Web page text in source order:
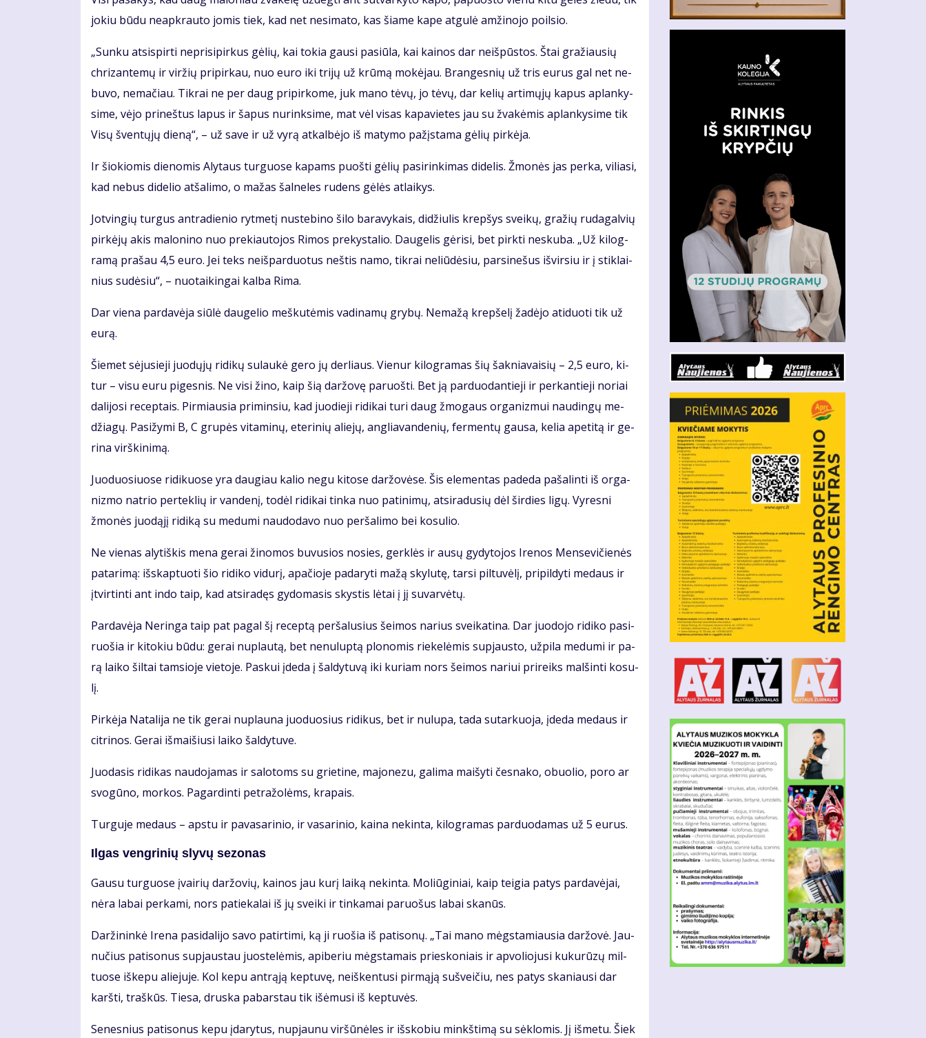
jo­kiu bū­du ne­ap­krau­to jo­mis tiek, kad net ne­si­ma­to, kas šia­me ka­pe at­gu­lė am­ži­no­jo po­il­sio.
„Sun­ku at­si­spir­ti ne­pri­si­pir­kus gė­lių, kai to­kia gau­si pa­siū­la, kai kai­nos dar ne­iš­pūs­tos. Štai gra­žiau­sių
chri­zan­te­mų ir vir­žių pri­pir­kau, nuo eu­ro iki tri­jų už krū­mą mo­kė­jau. Bran­ges­nių už tris eu­rus gal net ne­
bu­vo, ne­ma­čiau. Tik­rai ne per daug pri­pir­ko­me, juk ma­no tė­vų, jo tė­vų, dar ke­lių ar­ti­mų­jų ka­pus ap­lan­ky­
si­me, vė­jo pri­neš­tus la­pus ir ša­pus nu­rink­si­me, mat vėl vi­sas ka­pa­vie­tes jau su žva­kė­mis ap­lan­ky­si­me tik
Vi­sų šven­tų­jų die­ną“, – už sa­ve ir už vy­rą at­kal­bė­jo iš ma­ty­mo pa­žįs­ta­ma gė­lių pir­kė­ja.
Ir šio­kio­mis die­no­mis Aly­taus tur­guo­se ka­pams puoš­ti gė­lių pa­si­rin­ki­mas di­de­lis. Žmo­nės jas per­ka, vi­lia­si,
kad ne­bus di­de­lio at­ša­li­mo, o ma­žas šal­ne­les ru­dens gė­lės at­lai­kys.
Jot­vin­gių tur­gus ant­ra­die­nio ryt­me­tį nu­ste­bi­no ši­lo ba­ra­vy­kais, di­džiu­lis krep­šys svei­kų, gra­žių ru­da­gal­vių
pir­kė­jų akis ma­lo­ni­no nuo pre­kiau­to­jos Ri­mos pre­kys­ta­lio. Dau­ge­lis gė­ri­si, bet pirk­ti ne­sku­ba. „Už ki­log­
ra­mą pra­šau 4,5 eu­ro. Jei teks ne­iš­par­duo­tus neš­tis na­mo, tik­rai ne­liū­dė­siu, par­si­ne­šus iš­vir­siu ir į stik­lai­
nius su­dė­siu“, – nuo­tai­kin­gai kal­ba Ri­ma.
Dar vie­na par­da­vė­ja siū­lė dau­ge­lio meš­ku­tė­mis va­di­na­mų gry­bų. Ne­ma­žą krep­še­lį ža­dė­jo ati­duo­ti tik už
eu­rą.
Šie­met sė­ju­sie­ji juo­dų­jų ri­di­kų su­lau­kė ge­ro jų der­liaus. Vie­nur ki­log­ra­mas šių šak­nia­vai­sių – 2,5 eu­ro, ki­
tur – vi­su eu­ru pi­ges­nis. Ne vi­si ži­no, kaip šią dar­žo­vę pa­ruoš­ti. Bet ją par­duo­dan­tie­ji ir per­kan­tie­ji no­riai
da­li­jo­si re­cep­tais. Pir­miau­sia pri­min­siu, kad juo­die­ji ri­di­kai tu­ri daug žmo­gaus or­ga­niz­mui nau­din­gų me­
džia­gų. Pa­si­žy­mi B, C gru­pės vi­ta­mi­nų, ete­ri­nių alie­jų, an­glia­van­de­nių, fer­men­tų gau­sa, ke­lia ape­ti­tą ir ge­
ri­na virš­ki­ni­mą.
Juo­duo­siuo­se ri­di­kuo­se yra dau­giau ka­lio ne­gu ki­to­se dar­žo­vė­se. Šis ele­men­tas pa­de­da pa­ša­lin­ti iš or­ga­
niz­mo nat­rio per­tek­lių ir van­de­nį, to­dėl ri­di­kai tin­ka nuo pa­ti­ni­mų, at­si­ra­du­sių dėl šir­dies li­gų. Vy­res­ni
žmo­nės juo­dą­jį ri­di­ką su me­du­mi nau­do­da­vo nuo per­ša­li­mo bei ko­su­lio.
Ne vie­nas aly­tiš­kis me­na ge­rai ži­no­mos bu­vu­sios no­sies, ger­klės ir au­sų gy­dy­to­jos Ire­nos Men­se­vi­čie­nės
pa­ta­ri­mą: iš­skap­tuo­ti šio ri­di­ko vi­du­rį, apa­čio­je pa­da­ry­ti ma­žą sky­lu­tę, tar­si pil­tu­vė­lį, pri­pil­dy­ti me­daus ir
įtvir­tin­ti ant in­do taip, kad at­si­ra­dęs gy­do­ma­sis skys­tis lė­tai į jį su­var­vė­tų.
Par­da­vė­ja Ne­rin­ga taip pat pa­gal šį re­cep­tą per­ša­lu­sius šei­mos na­rius svei­ka­ti­na. Dar juo­do­jo ri­di­ko pa­si­
ruo­šia ir ki­to­kiu bū­du: ge­rai nu­plau­tą, bet ne­nu­lup­tą plo­no­mis rie­ke­lė­mis su­pjaus­to, už­pi­la me­du­mi ir pa­
rą lai­ko šil­tai tam­sio­je vie­to­je. Pas­kui įde­da į šal­dy­tu­vą iki ku­riam nors šei­mos na­riui pri­reiks mal­šin­ti ko­su­
lį.
Pir­kė­ja Na­ta­li­ja ne tik ge­rai nu­plau­na juo­duo­sius ri­di­kus, bet ir nu­lu­pa, ta­da su­tar­kuo­ja, įde­da me­daus ir
cit­ri­nos. Ge­rai iš­mai­šiu­si lai­ko šal­dy­tu­ve.
Juo­da­sis ri­di­kas nau­do­ja­mas ir sa­lo­toms su grie­ti­ne, ma­jo­ne­zu, ga­li­ma mai­šy­ti čes­na­ko, obuo­lio, po­ro ar
svo­gū­no, mor­kos. Pa­gar­din­ti pet­ra­žo­lėms, kra­pais.
Tur­gu­je me­daus – aps­tu ir pa­va­sa­ri­nio, ir va­sa­ri­nio, kai­na ne­kin­ta, ki­log­ra­mas par­duo­da­mas už 5 eu­rus.
Il­gas veng­ri­nių sly­vų se­zo­nas
Gau­su tur­guo­se įvai­rių dar­žo­vių, kai­nos jau ku­rį lai­ką ne­kin­ta. Mo­liū­gi­niai, kaip tei­gia pa­tys par­da­vė­jai,
nė­ra la­bai per­ka­mi, nors pa­tie­ka­lai iš jų svei­ki ir tin­ka­mai pa­ruo­šus la­bai ska­nūs.
Dar­ži­nin­kė Ire­na pa­si­da­li­jo sa­vo pa­tir­ti­mi, ką ji ruo­šia iš pa­ti­so­nų. „Tai ma­no mėgs­ta­miau­sia dar­žo­vė. Jau­
nu­čius pa­ti­so­nus su­pjaus­tau juos­te­lė­mis, api­be­riu mėgs­ta­mais prie­sko­niais ir ap­vo­lio­ju­si ku­ku­rū­zų mil­
tuo­se iš­ke­pu alie­ju­je. Kol ke­pu ant­rą­ją kep­tu­vę, ne­iš­ken­tu­si pir­mą­ją su­švei­čiu, nes pa­tys ska­niau­si dar
karš­ti, traš­kūs. Tie­sa, drus­ka pa­bars­tau tik iš­ėmu­si iš kep­tu­vės.
Se­nes­nius pa­ti­so­nus ke­pu įda­ry­tus, nu­pjau­nu vir­šū­nė­les ir iš­sko­biu minkš­ti­mą su sėk­lo­mis. Jį iš­me­tu. Šiek